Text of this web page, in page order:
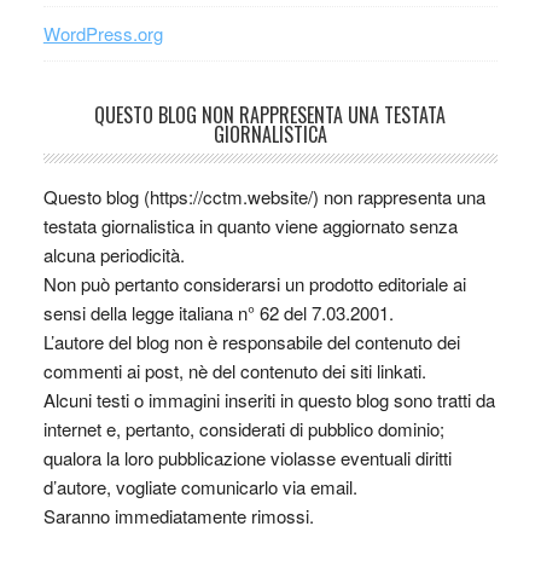
WordPress.org
QUESTO BLOG NON RAPPRESENTA UNA TESTATA
GIORNALISTICA
Questo blog (https://cctm.website/) non rappresenta una
testata giornalistica in quanto viene aggiornato senza
alcuna periodicità.
Non può pertanto considerarsi un prodotto editoriale ai
sensi della legge italiana n° 62 del 7.03.2001.
L’autore del blog non è responsabile del contenuto dei
commenti ai post, nè del contenuto dei siti linkati.
Alcuni testi o immagini inseriti in questo blog sono tratti da
internet e, pertanto, considerati di pubblico dominio;
qualora la loro pubblicazione violasse eventuali diritti
d’autore, vogliate comunicarlo via email.
Saranno immediatamente rimossi.